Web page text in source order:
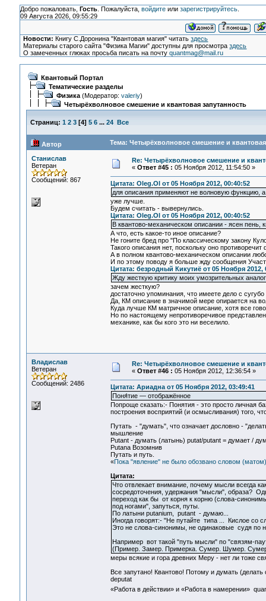
Добро пожаловать, Гость. Пожалуйста, войдитеили зарегистрируйтесь.
09 Августа 2026, 09:55:29
Новости: Книгу С.Доронина "Квантовая магия" читатьздесь
Материалы старого сайта "Физика Магии" доступны для просмотраздесь
О замеченных глюках просьба писать на почтуquantmag@mail.ru
Квантовый Портал
Тематические разделы
Физика(Модератор: valeriy)
Четырёхволновое смешение и квантовая запутанность
Страниц: 1 2 3[4] 5 6 ... 24 Все
Автор Тема: Четырёхволновое смешение и
Станислав
Ветеран
Сообщений: 867
Re: Четырёхволновое смешение и
« Ответ #45 : 05 Ноября 2012, 11:54:50 »
Цитата: Oleg.Ol от 05 Ноября 2012, 00:40:52
для описания применяют не волновую функцию, а
уже лучше.
Будем считать - вывернулись.
Цитата: Oleg.Ol от 05 Ноября 2012, 00:40:52
В квантово-механическом описании - ясен пень,
А что, есть какое-то иное описание?
Не гоните бред про "По классическому закону
Такого описания нет, поскольку оно противоречит
А в полном квантово-механическом описании
И по этому поводу я больше жду сообщения
Цитата: безродный Кикутиё от 05 Ноября 2012,
Жду жесткую критику моих умозрительных
зачем жесткую?
достаточно упоминания, что имеете дело с
Да, КМ описание в значимой мере опирается на
Куда лучше КМ матричное описание, хотя все
Но по настоящему непротиворечивое
механике, как бы кого это ни веселило.
Владислав
Ветеран
Сообщений: 2486
Re: Четырёхволновое смешение и
« Ответ #46 : 05 Ноября 2012, 12:36:54 »
Цитата: Ариадна от 05 Ноября 2012, 03:49:41
Поня́тие — отображённое
Попроще сказать:- Понятия - это просто личная
построения восприятий (и осмысливания) того,
Путать - "думать", что означает дословно -
мышление
Putant - думать (латынь) putat/putant = думает
Putanа Возомнив
Путать и путь.
«Пока "явление" не было обозвано словом
Цитата:
Что отвлекает внимание, почему мысли всегда
сосредоточения, удержания "мысли", образа?
переход как бы от корня к корню (слова-
под ногами", запуться, путы.
По латыни putanium, putant - думаю...
Иногда говорят:- "Не путайте типа ... Кислое со
Это не слова-синонимы, не одинаковые судя по
Например вот такой "путь мысли" по "связям-
(Пример. Замер. Примерка. Сумер. Шумер.
меры всякие и гора древних Меру - нет ли тоже
Все запутано! Квантово! Потому и думать
deputat
«Работа в действии» и «Работа в намерении»